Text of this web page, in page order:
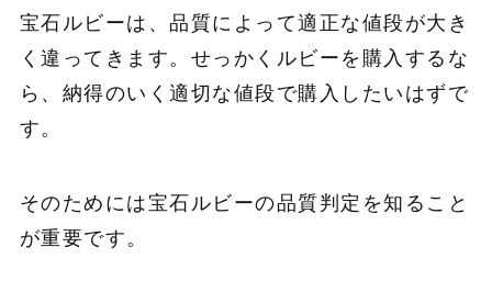
宝石ルビーは、品質によって適正な値段が大き
く違ってきます。せっかくルビーを購入するな
ら、納得のいく適切な値段で購入したいはずで
す。
そのためには宝石ルビーの品質判定を知ること
が重要です。